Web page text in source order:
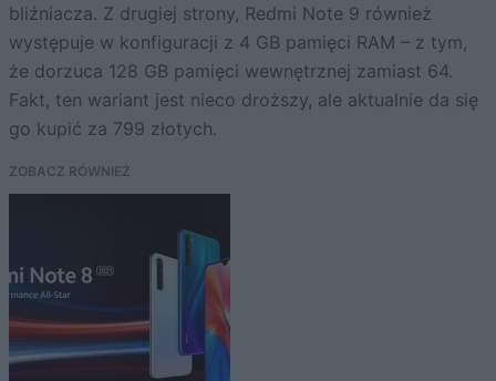
bliźniacza. Z drugiej strony, Redmi Note 9 również
występuje w konfiguracji z 4 GB pamięci RAM – z tym,
że dorzuca 128 GB pamięci wewnętrznej zamiast 64.
Fakt, ten wariant jest nieco droższy, ale aktualnie da się
go kupić za 799 złotych.
ZOBACZ RÓWNIEŻ